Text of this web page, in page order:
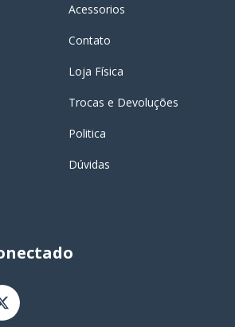
Acessorios
Contato
Loja Física
Trocas e Devoluções
Politica
Dúvidas